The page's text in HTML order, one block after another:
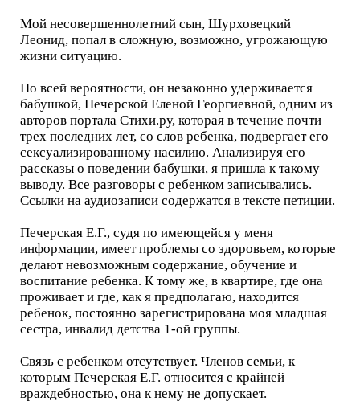
Мой несовершеннолетний сын, Шурховецкий
Леонид, попал в сложную, возможно, угрожающую
жизни ситуацию.
По всей вероятности, он незаконно удерживается
бабушкой, Печерской Еленой Георгиевной, одним из
авторов портала Стихи.ру, которая в течение почти
трех последних лет, со слов ребенка, подвергает его
сексуализированному насилию. Анализируя его
рассказы о поведении бабушки, я пришла к такому
выводу. Все разговоры с ребенком записывались.
Ссылки на аудиозаписи содержатся в тексте петиции.
Печерская Е.Г., судя по имеющейся у меня
информации, имеет проблемы со здоровьем, которые
делают невозможным содержание, обучение и
воспитание ребенка. К тому же, в квартире, где она
проживает и где, как я предполагаю, находится
ребенок, постоянно зарегистрирована моя младшая
сестра, инвалид детства 1-ой группы.
Связь с ребенком отсутствует. Членов семьи, к
которым Печерская Е.Г. относится с крайней
враждебностью, она к нему не допускает.